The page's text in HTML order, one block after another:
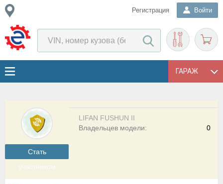
Регистрация Войти
ГАРАЖ
Cтать
участником
LIFAN FUSHUN II
0
Владельцев модели: